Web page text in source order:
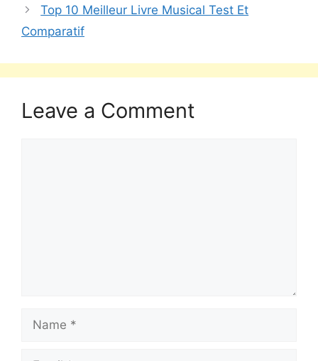
Top 10 Meilleur Livre Musical Test Et
Comparatif
Leave a Comment